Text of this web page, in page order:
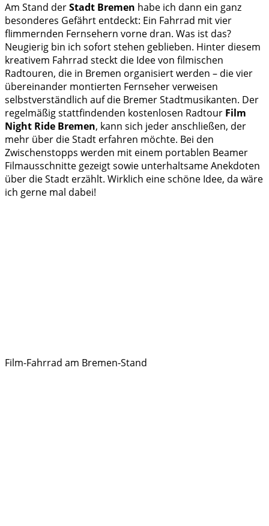
Am Stand derStadt Bremen habe ich dann ein ganz
besonderes Gefährt entdeckt: Ein Fahrrad mit vier
flimmernden Fernsehern vorne dran. Was ist das?
Neugierig bin ich sofort stehen geblieben. Hinter diesem
kreativem Fahrrad steckt die Idee von filmischen
Radtouren, die in Bremen organisiert werden – die vier
übereinander montierten Fernseher verweisen
selbstverständlich auf die Bremer Stadtmusikanten. Der
regelmäßig stattfindenden kostenlosen Radtour Film
Night Ride Bremen, kann sich jeder anschließen, der
mehr über die Stadt erfahren möchte. Bei den
Zwischenstopps werden mit einem portablen Beamer
Filmausschnitte gezeigt sowie unterhaltsame Anekdoten
über die Stadt erzählt. Wirklich eine schöne Idee, da wäre
ich gerne mal dabei!
Film-Fahrrad am Bremen-Stand